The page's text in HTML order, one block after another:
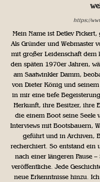
https://
Mein Name ist Detlev
Als Gründer und Webmaster
mit großer Leidenschaft dem
den späten 1970er Jahren,
am Saatwinkler Damm,
von Dieter König und seinem
in mir eine tiefe
Herkunft, ihre Besitzer, ihre
die einem Boot seine Seele
Interviews mit Bootsbauern,
geführt und in Archiven,
recherchiert. So entstand ein
nach einer längeren Pause
veröffentliche. Jede
neue Erkenntnisse hinzu.